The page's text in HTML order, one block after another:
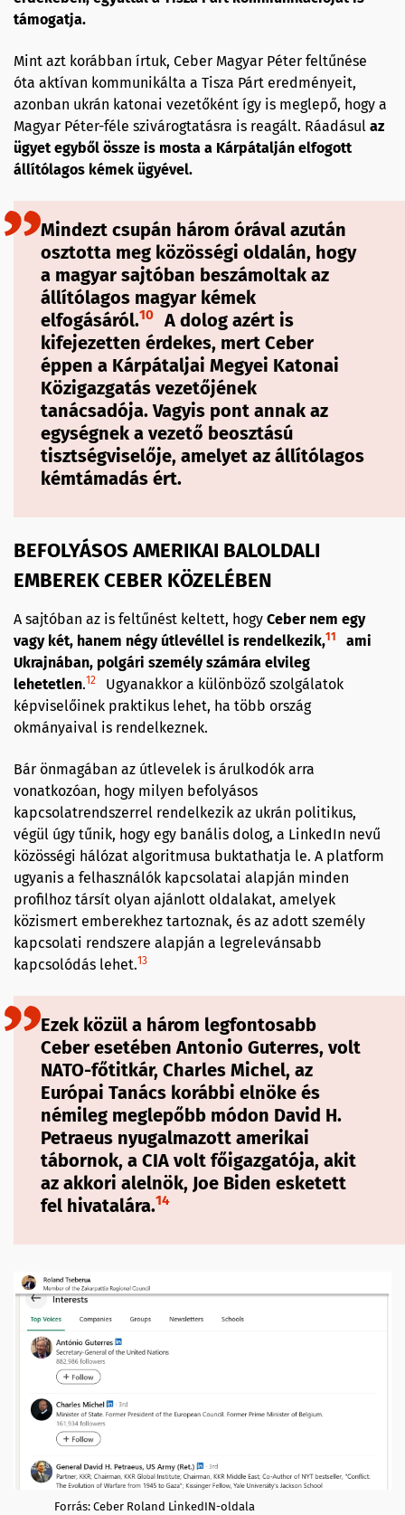
támogatja.
Mint azt korábban írtuk, Ceber Magyar Péter feltűnése
óta aktívan kommunikálta a Tisza Párt eredményeit,
azonban ukrán katonai vezetőként így is meglepő, hogy a
Magyar Péter-féle szivárogtatásra is reagált. Ráadásul az
ügyet egyből össze is mosta a Kárpátalján elfogott
állítólagos kémek ügyével.
Mindezt csupán három órával azután
osztotta meg közösségi oldalán, hogy
a magyar sajtóban beszámoltak az
állítólagos magyar kémek
elfogásáról.10
A dolog azért is
kifejezetten érdekes, mert Ceber
éppen a Kárpátaljai Megyei Katonai
Közigazgatás vezetőjének
tanácsadója. Vagyis pont annak az
egységnek a vezető beosztású
tisztségviselője, amelyet az állítólagos
kémtámadás ért.
BEFOLYÁSOS AMERIKAI BALOLDALI
EMBEREK CEBER KÖZELÉBEN
A sajtóban az is feltűnést keltett, hogy Ceber nem egy
vagy két, hanem négy útlevéllel is rendelkezik,11
ami
Ukrajnában, polgári személy számára elvileg
lehetetlen.12
Ugyanakkor a különböző szolgálatok
képviselőinek praktikus lehet, ha több ország
okmányaival is rendelkeznek.
Bár önmagában az útlevelek is árulkodók arra
vonatkozóan, hogy milyen befolyásos
kapcsolatrendszerrel rendelkezik az ukrán politikus,
végül úgy tűnik, hogy egy banális dolog, a LinkedIn nevű
közösségi hálózat algoritmusa buktathatja le. A platform
ugyanis a felhasználók kapcsolatai alapján minden
profilhoz társít olyan ajánlott oldalakat, amelyek
közismert emberekhez tartoznak, és az adott személy
kapcsolati rendszere alapján a legrelevánsabb
kapcsolódás lehet.13
Ezek közül a három legfontosabb
Ceber esetében Antonio Guterres, volt
NATO-főtitkár, Charles Michel, az
Európai Tanács korábbi elnöke és
némileg meglepőbb módon David H.
Petraeus nyugalmazott amerikai
tábornok, a CIA volt főigazgatója, akit
az akkori alelnök, Joe Biden esketett
fel hivatalára.14
Forrás: Ceber Roland LinkedIN-oldala